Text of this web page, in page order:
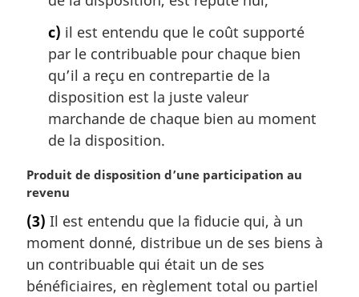
c) il est entendu que le coût supporté
par le contribuable pour chaque bien
qu’il a reçu en contrepartie de la
disposition est la juste valeur
marchande de chaque bien au moment
de la disposition.
N
o
e
m
a
r
Produit de disposition d’une participation au
revenu
(3) Il est entendu que la fiducie qui, à un
moment donné, distribue un de ses biens à
un contribuable qui était un de ses
bénéficiaires, en règlement total ou partiel